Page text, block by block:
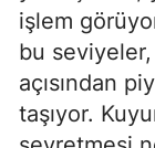
işlem
bu seviyeler,
açısından
taşıyor.